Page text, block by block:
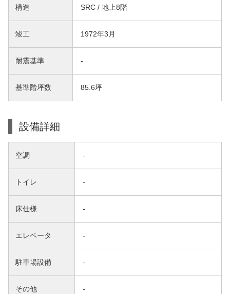
構造 SRC / 地上8階
竣工 1972年3月
耐震基準 -
基準階坪数 85.6坪
設備詳細
空調 -
トイレ -
床仕様 -
エレベータ -
駐車場設備 -
その他 -